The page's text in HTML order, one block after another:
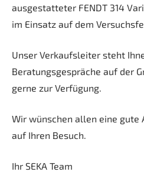
ausgestatteter FENDT 314
im Einsatz auf dem
Unser Verkaufsleiter steht
Beratungsgespräche auf der
gerne zur Verfügung.
Wir wünschen allen eine gute
auf Ihren Besuch.
Ihr SEKA Team